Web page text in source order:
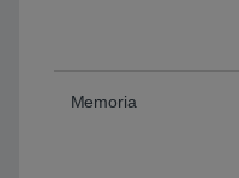
Memoria